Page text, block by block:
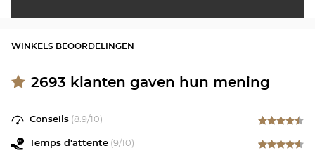
WINKELS BEOORDELINGEN
2693 klanten gaven hun mening
Conseils (8.9/10)
Temps d'attente (9/10)